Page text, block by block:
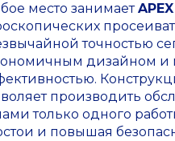
место занимаетAPEX
точностью
дизайном и
производить
только одного
и повышая